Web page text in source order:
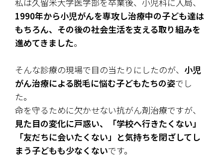
1990年から小児がんを専攻し治療中の子ども達は
もちろん、その後の社会生活を支える取り組みを
進めてきました。
そんな診療の現場で目の当たりにしたのが、 小児
がん治療による脱毛に悩む子どもたちの姿でし
た。
命を守るために欠かせない抗がん剤治療ですが、
見た目の変化に戸惑い、「学校へ行きたくない」
「友だちに会いたくない」と気持ちを閉ざしてし
まう子どもも少なくないです。